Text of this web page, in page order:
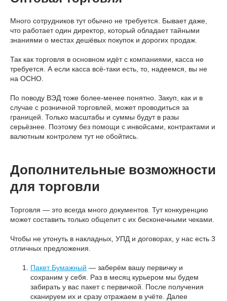
Много сотрудников тут обычно не требуется. Бывает даже,
что работает один директор, который обладает тайными
знаниями о местах дешёвых покупок и дорогих продаж.
Так как торговля в основном идёт с компаниями, касса не
требуется. А если касса всё-таки есть, то, надеемся, вы не
на ОСНО.
По поводу ВЭД тоже более-менее понятно. Закуп, как и в
случае с розничной торговлей, может проводиться за
границей. Только масштабы и суммы будут в разы
серьёзнее. Поэтому без помощи с инвойсами, контрактами и
валютным контролем тут не обойтись.
Дополнительные возможности
для торговли
Торговля — это всегда много документов. Тут конкуренцию
может составить только общепит с их бесконечными чеками.
Чтобы не утонуть в накладных, УПД и договорах, у нас есть 3
отличных предложения.
Пакет Бумажный — заберём вашу первичку и
сохраним у себя. Раз в месяц курьером мы будем
забирать у вас пакет с первичкой. После получения
сканируем их и сразу отражаем в учёте. Далее